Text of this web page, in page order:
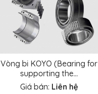
Vòng bi KOYO (Bearing for
supporting the...
Giá bán: Liên hệ